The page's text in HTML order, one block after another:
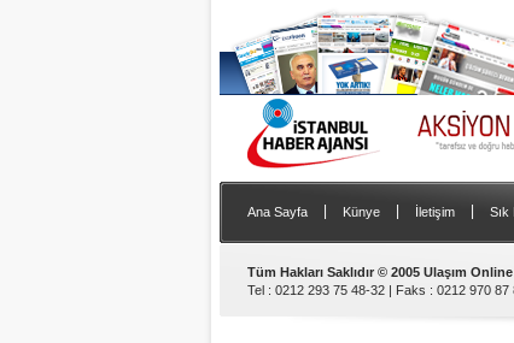
Ana Sayfa Künye İletişim Sık
Tüm Hakları Saklıdır © 2005 Ulaşım Online
Tel : 0212 293 75 48-32 | Faks : 0212 970 87